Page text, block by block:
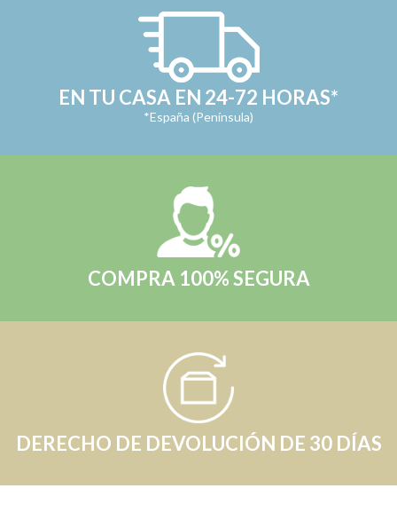
EN TU CASA EN 24-72 HORAS*
*España (Península)
COMPRA 100% SEGURA
DERECHO DE DEVOLUCIÓN DE 30 DÍAS